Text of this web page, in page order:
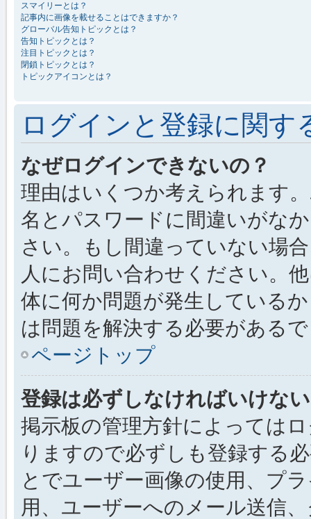
スマイリーとは？
記事内に画像を載せることはできますか？
グローバル告知トピックとは？
告知トピックとは？
注目トピックとは？
閉鎖トピックとは？
トピックアイコンとは？
ログインと登録に関す
なぜログインできないの？
理由はいくつか考えられます
名とパスワードに間違いがな
さい。もし間違っていない場
人にお問い合わせください。
体に何か問題が発生している
は問題を解決する必要がある
ページトップ
登録は必ずしなければいけな
掲示板の管理方針によっては
りますので必ずしも登録する
とでユーザー画像の使用、プ
用、ユーザーへのメール送信